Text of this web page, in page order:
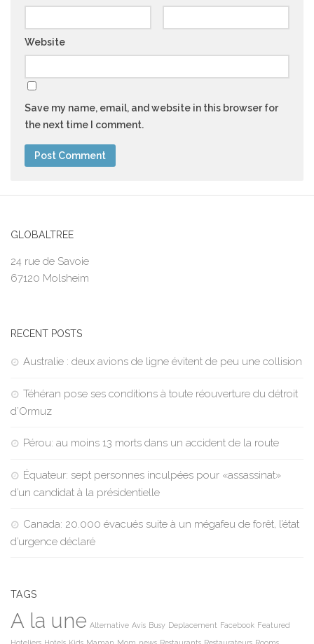
Website
Save my name, email, and website in this browser for
the next time I comment.
GLOBALTREE
24 rue de Savoie
67120 Molsheim
RECENT POSTS
Australie : deux avions de ligne évitent de peu une collision
Téhéran pose ses conditions à toute réouverture du détroit
d’Ormuz
Pérou: au moins 13 morts dans un accident de la route
Équateur: sept personnes inculpées pour «assassinat»
d’un candidat à la présidentielle
Canada: 20.000 évacués suite à un mégafeu de forêt, l’état
d’urgence déclaré
TAGS
A la une Alternative Avis Busy Deplacement Facebook Featured